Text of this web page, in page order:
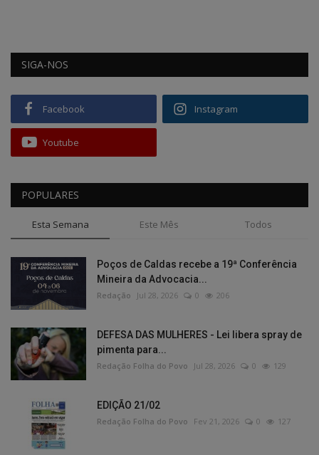
SIGA-NOS
Facebook Instagram
Youtube
POPULARES
Esta Semana Este Mês Todos
Poços de Caldas recebe a 19ª Conferência
Mineira da Advocacia...
Redação Jul 28, 2026 0 206
DEFESA DAS MULHERES - Lei libera spray de
pimenta para...
Redação Folha do Povo Jul 28, 2026 0 129
EDIÇÃO 21/02
Redação Folha do Povo Fev 21, 2026 0 127